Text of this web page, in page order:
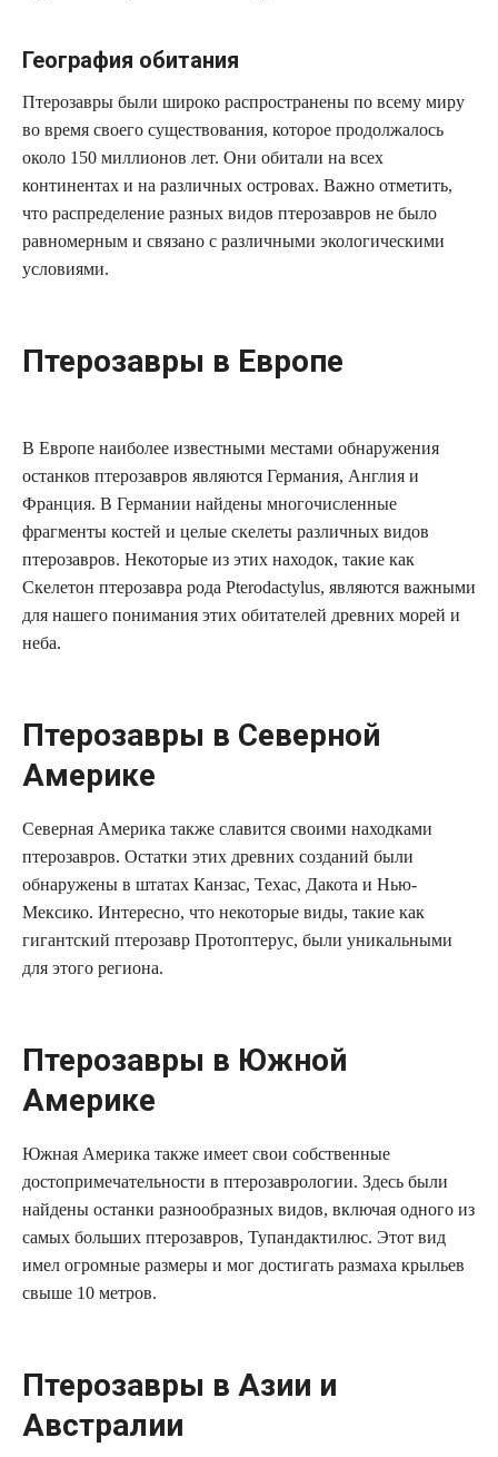
География обитания
Птерозавры были широко распространены по всему миру
во время своего существования, которое продолжалось
около 150 миллионов лет. Они обитали на всех
континентах и на различных островах. Важно отметить,
что распределение разных видов птерозавров не было
равномерным и связано с различными экологическими
условиями.
Птерозавры в Европе
В Европе наиболее известными местами обнаружения
останков птерозавров являются Германия, Англия и
Франция. В Германии найдены многочисленные
фрагменты костей и целые скелеты различных видов
птерозавров. Некоторые из этих находок, такие как
Скелетон птерозавра рода Pterodactylus, являются важными
для нашего понимания этих обитателей древних морей и
неба.
Птерозавры в Северной
Америке
Северная Америка также славится своими находками
птерозавров. Остатки этих древних созданий были
обнаружены в штатах Канзас, Техас, Дакота и Нью-
Мексико. Интересно, что некоторые виды, такие как
гигантский птерозавр Протоптерус, были уникальными
для этого региона.
Птерозавры в Южной
Америке
Южная Америка также имеет свои собственные
достопримечательности в птерозаврологии. Здесь были
найдены останки разнообразных видов, включая одного из
самых больших птерозавров, Тупандактилюс. Этот вид
имел огромные размеры и мог достигать размаха крыльев
свыше 10 метров.
Птерозавры в Азии и
Австралии